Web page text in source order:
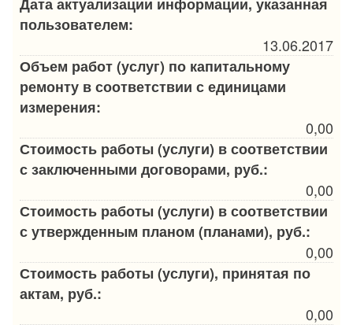
пользователем:
13.06.2017
Объем работ (услуг) по капитальному
ремонту в соответствии с единицами
измерения:
0,00
Стоимость работы (услуги) в соответствии
с заключенными договорами, руб.:
0,00
Стоимость работы (услуги) в соответствии
с утвержденным планом (планами), руб.:
0,00
Стоимость работы (услуги), принятая по
актам, руб.:
0,00